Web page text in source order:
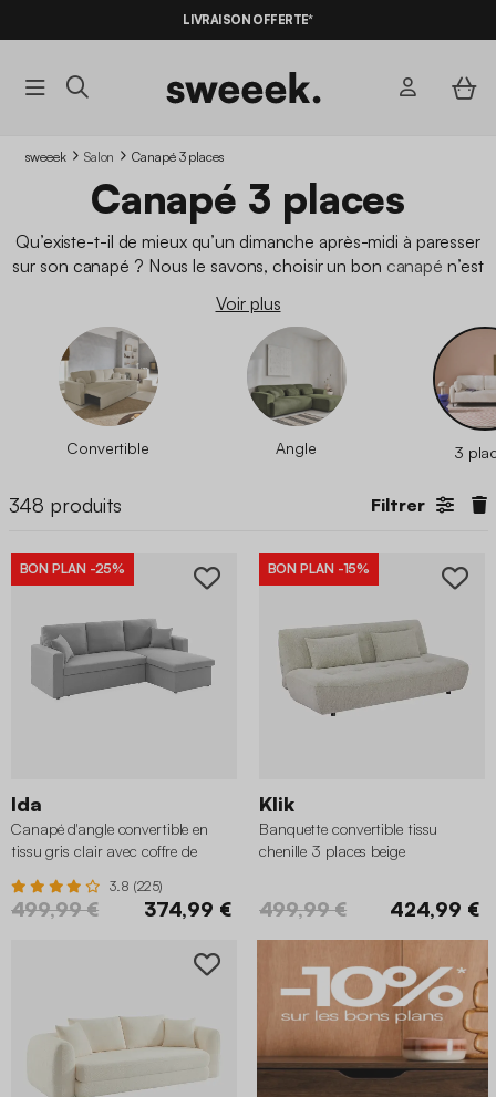
BONS PLANS* AVEC LECODE SUMMER10
LIVRAISON OFFERTE*
sweeek Salon Canapé 3 places
Canapé 3 places
Qu’existe-t-il de mieux qu’un dimanche après-midi à paresser
sur son canapé ? Nous le savons, choisir un bon canapé n’est
sélection de canapé 3 placesafin de vous aider dans votre
recherche. Parfait pour les espaces ni trop petits ni trop
grands, nos
canapés 3 placestrouveront leur place dans vos
intérieurs !
Voir plus
Convertible Angle 3
348 produits Filtrer
BON PLAN -25%
Ida
Canapé d'angle convertible en
tissu gris clair avec coffre de
3.8 (225)
499,99 € 374,99 €
BON PLAN -15%
Klik
Banquette convertible tissu
chenille 3 places beige
499,99 € 424,99 €